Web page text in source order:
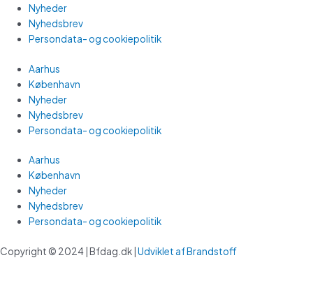
Nyheder
Nyhedsbrev
Persondata- og cookiepolitik
Aarhus
København
Nyheder
Nyhedsbrev
Persondata- og cookiepolitik
Aarhus
København
Nyheder
Nyhedsbrev
Persondata- og cookiepolitik
Copyright © 2024 | Bfdag.dk | Udviklet af Brandstoff